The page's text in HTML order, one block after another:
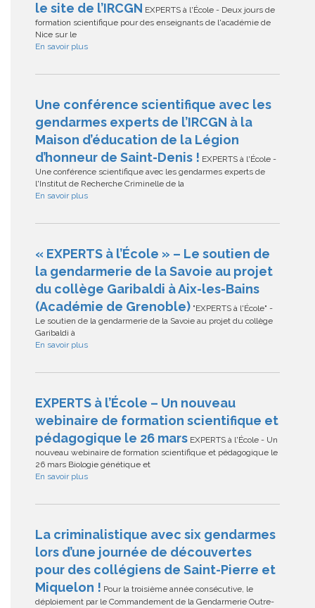
le site de l’IRCGN EXPERTS à l'École - Deux jours de
formation scientifique pour des enseignants de l'académie de
Nice sur le
En savoir plus
Une conférence scientifique avec les
gendarmes experts de l’IRCGN à la
Maison d’éducation de la Légion
d’honneur de Saint-Denis ! EXPERTS à l'École -
Une conférence scientifique avec les gendarmes experts de
l'Institut de Recherche Criminelle de la
En savoir plus
« EXPERTS à l’École » – Le soutien de
la gendarmerie de la Savoie au projet
du collège Garibaldi à Aix-les-Bains
(Académie de Grenoble) "EXPERTS à l'École" -
Le soutien de la gendarmerie de la Savoie au projet du collège
Garibaldi à
En savoir plus
EXPERTS à l’École – Un nouveau
webinaire de formation scientifique et
pédagogique le 26 mars EXPERTS à l'École - Un
nouveau webinaire de formation scientifique et pédagogique le
26 mars Biologie génétique et
En savoir plus
La criminalistique avec six gendarmes
lors d’une journée de découvertes
pour des collégiens de Saint-Pierre et
Miquelon ! Pour la troisième année consécutive, le
déploiement par le Commandement de la Gendarmerie Outre-